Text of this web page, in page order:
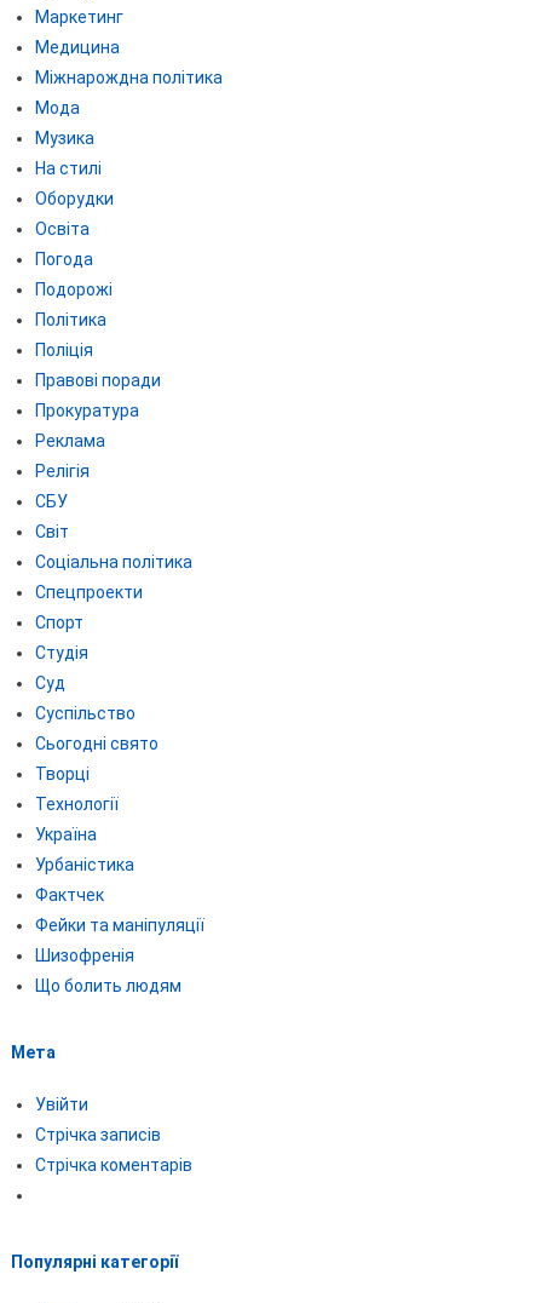
Маркетинг
Медицина
Міжнарождна політика
Мода
Музика
На стилі
Оборудки
Освіта
Погода
Подорожі
Політика
Поліція
Правові поради
Прокуратура
Реклама
Релігія
СБУ
Світ
Соціальна політика
Спецпроекти
Спорт
Студія
Суд
Суспільство
Сьогодні свято
Творці
Технології
Україна
Урбаністика
Фактчек
Фейки та маніпуляції
Шизофренія
Що болить людям
Мета
Увійти
Стрічка записів
Стрічка коментарів
Популярні категорії